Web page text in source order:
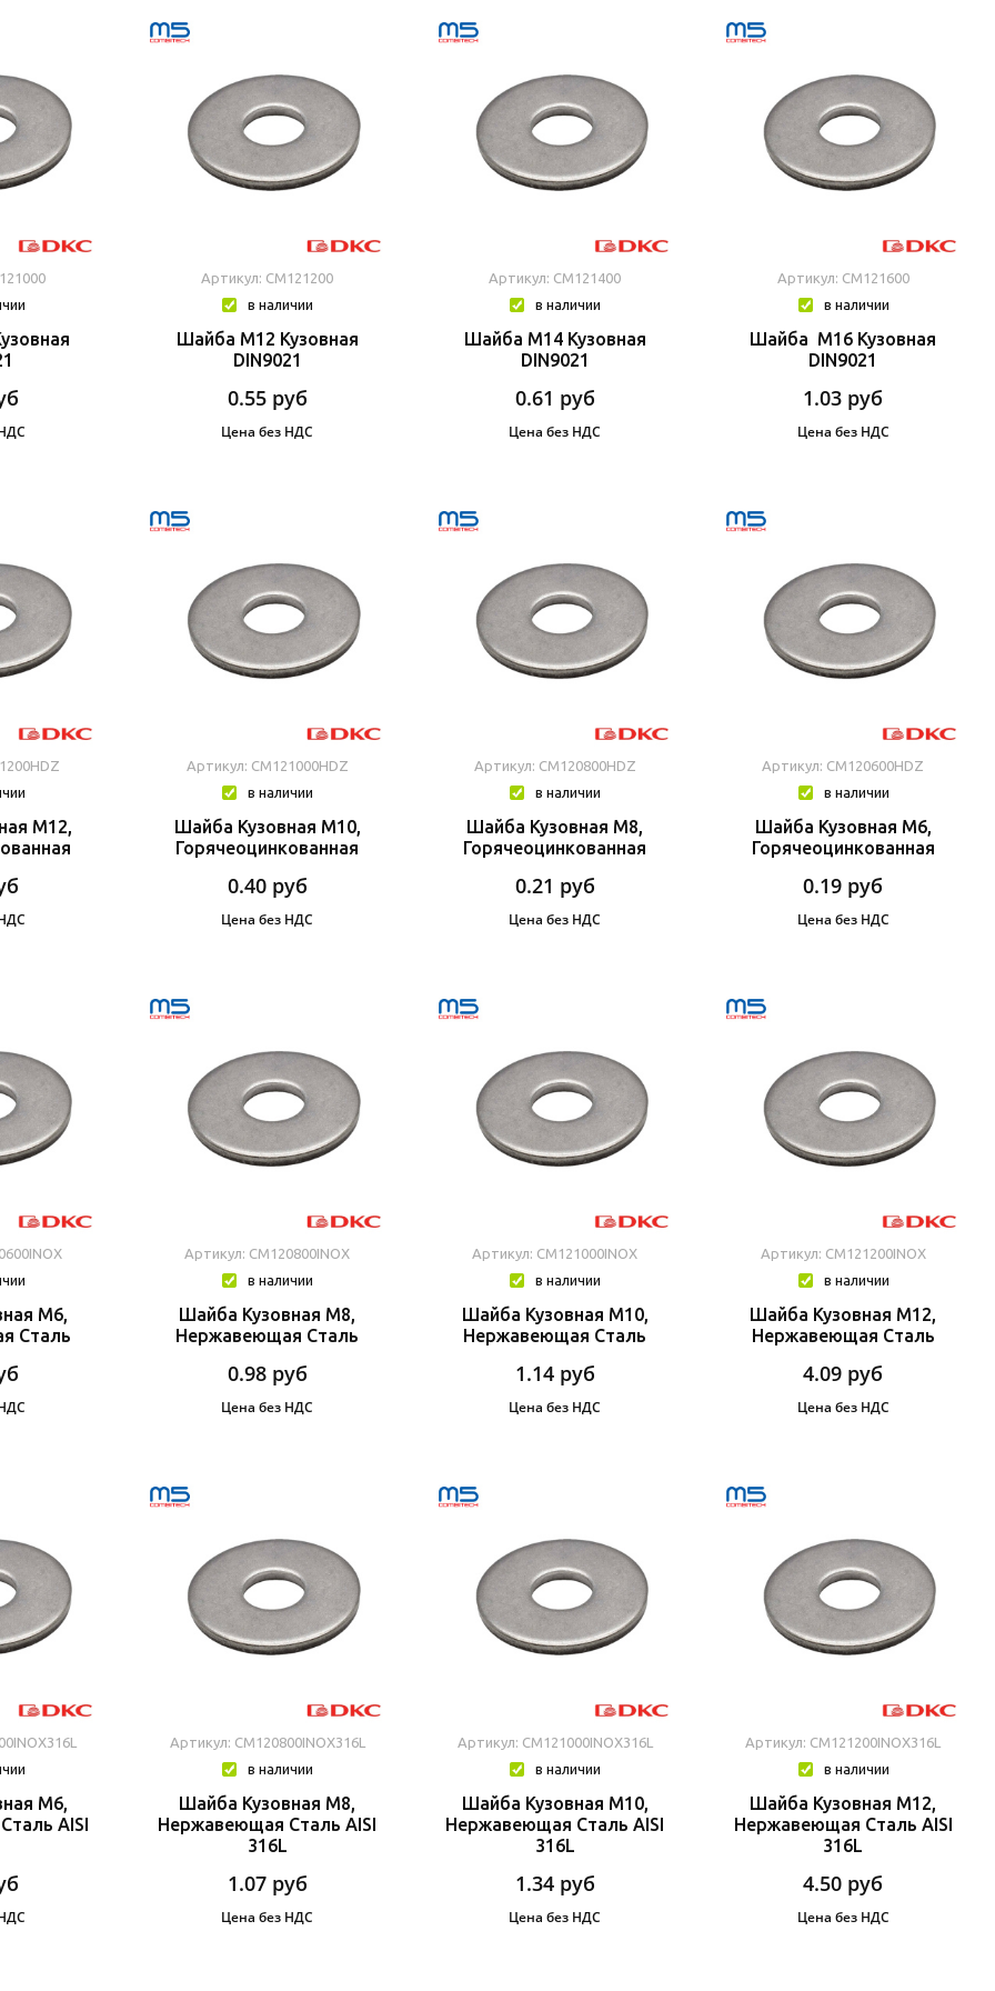
Артикул: CM121200
в наличии
Шайба М12 Кузовная
DIN9021
0.55 руб
Цена без НДС
Артикул: CM121400
в наличии
Шайба М14 Кузовная
DIN9021
0.61 руб
Цена без НДС
Артикул: CM121600
в наличии
Шайба М16 Кузовная
DIN9021
1.03 руб
Цена без НДС
М12,
Артикул: CM121000HDZ
в наличии
Шайба Кузовная М10,
Горячеоцинкованная
0.40 руб
Цена без НДС
Артикул: CM120800HDZ
в наличии
Шайба Кузовная М8,
Горячеоцинкованная
0.21 руб
Цена без НДС
Артикул: CM120600HDZ
в наличии
Шайба Кузовная M6,
Горячеоцинкованная
0.19 руб
Цена без НДС
М6,
Сталь
Артикул: CM120800INOX
в наличии
Шайба Кузовная М8,
Нержавеющая Сталь
0.98 руб
Цена без НДС
Артикул: CM121000INOX
в наличии
Шайба Кузовная М10,
Нержавеющая Сталь
1.14 руб
Цена без НДС
Артикул: CM121200INOX
в наличии
Шайба Кузовная М12,
Нержавеющая Сталь
4.09 руб
Цена без НДС
М6,
AISI
Артикул: CM120800INOX316L
в наличии
Шайба Кузовная М8,
Нержавеющая Сталь AISI
316L
1.07 руб
Цена без НДС
Артикул: CM121000INOX316L
в наличии
Шайба Кузовная М10,
Нержавеющая Сталь AISI
316L
1.34 руб
Цена без НДС
Артикул: CM121200INOX316L
в наличии
Шайба Кузовная М12,
Нержавеющая Сталь AISI
316L
4.50 руб
Цена без НДС